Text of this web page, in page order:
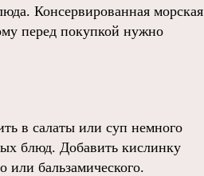
Консервированная морская
перед покупкой нужно
в салаты или суп немного
блюд. Добавить кислинку
бальзамического.